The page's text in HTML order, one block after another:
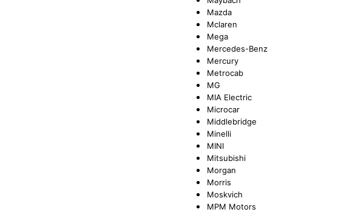
Mazda
Mclaren
Mega
Mercedes-Benz
Mercury
Metrocab
MG
MIA Electric
Microcar
Middlebridge
Minelli
MINI
Mitsubishi
Morgan
Morris
Moskvich
MPM Motors